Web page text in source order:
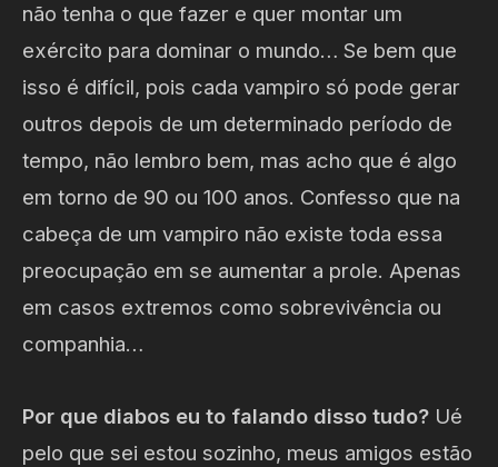
não tenha o que fazer e quer montar um
exército para dominar o mundo… Se bem que
isso é difícil, pois cada vampiro só pode gerar
outros depois de um determinado período de
tempo, não lembro bem, mas acho que é algo
em torno de 90 ou 100 anos. Confesso que na
cabeça de um vampiro não existe toda essa
preocupação em se aumentar a prole. Apenas
em casos extremos como sobrevivência ou
companhia…
Por que diabos eu to falando disso tudo? Ué
pelo que sei estou sozinho, meus amigos estão